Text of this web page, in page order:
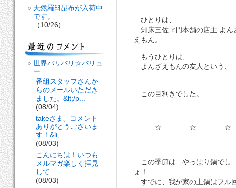
ひとりは、
知床三佐ヱ門本舗の店主 よん
えもん。
もうひとりは、
よんざえもんの友人という、
この目利きでした。
☆ ☆ ☆
この季節は、やっぱり鍋でし
ょ！
すでに、我が家の土鍋はフル
天然羅臼昆布が入荷中
です。
（10/26）
世界バリバリ☆バリュ
ー
番組スタッフさんか
らのメールいただき
ました。&lt;/p...
(08/04)
takeさま、コメント
ありがとうございま
す！&lt;...
(08/03)
こんにちは！いつも
メルマガ楽しく拝見
して...
(08/03)